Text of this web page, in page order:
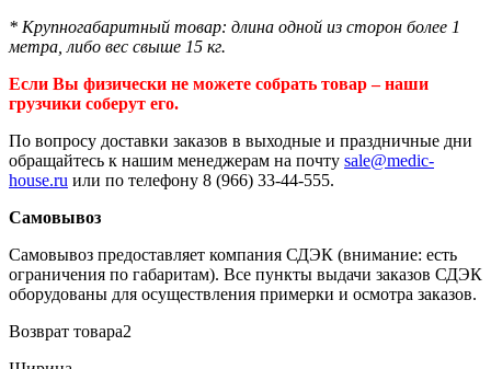
* Крупногабаритный товар: длина одной из сторон более 1
метра, либо вес свыше 15 кг.
Если Вы физически не можете собрать товар – наши
грузчики соберут его.
По вопросу доставки заказов в выходные и праздничные дни
обращайтесь к нашим менеджерам на почту sale@medic-
house.ru или по телефону 8 (966) 33-44-555.
Самовывоз
Самовывоз предоставляет компания СДЭК (внимание: есть
ограничения по габаритам). Все пункты выдачи заказов СДЭК
оборудованы для осуществления примерки и осмотра заказов.
Возврат товара2